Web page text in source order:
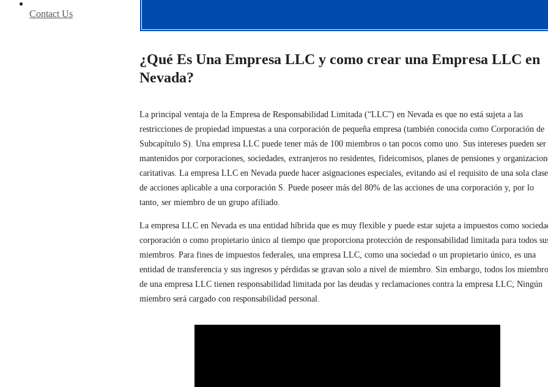
Contact Us
¿Qué Es Una Empresa LLC y como crear una Empresa LLC en
Nevada?
La principal ventaja de la Empresa de Responsabilidad Limitada (“LLC”) en Nevada es que no está sujeta a las
restricciones de propiedad impuestas a una corporación de pequeña empresa (también conocida como Corporación de
Subcapítulo S). Una empresa LLC puede tener más de 100 miembros o tan pocos como uno. Sus intereses pueden ser
mantenidos por corporaciones, sociedades, extranjeros no residentes, fideicomisos, planes de pensiones y
caritativas. La empresa LLC en Nevada puede hacer asignaciones especiales, evitando así el requisito de una sola clase
de acciones aplicable a una corporación S. Puede poseer más del 80% de las acciones de una corporación y, por lo
tanto, ser miembro de un grupo afiliado.
La empresa LLC en Nevada es una entidad híbrida que es muy flexible y puede estar sujeta a impuestos como
corporación o como propietario único al tiempo que proporciona protección de responsabilidad limitada para todos
miembros. Para fines de impuestos federales, una empresa LLC, como una sociedad o un propietario único, es una
entidad de transferencia y sus ingresos y pérdidas se gravan solo a nivel de miembro. Sin embargo, todos los
de una empresa LLC tienen responsabilidad limitada por las deudas y reclamaciones contra la empresa LLC; Ningún
miembro será cargado con responsabilidad personal.